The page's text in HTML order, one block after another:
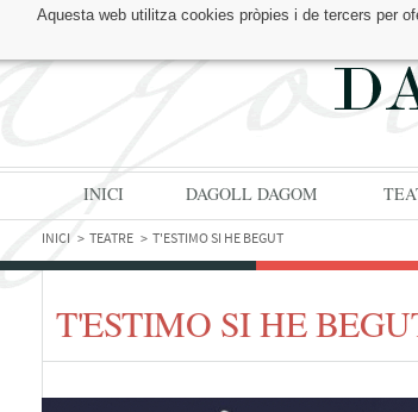
Aquesta web utilitza cookies pròpies i de tercers per
TROBA'NS A:
INICI DAGOLL DAGOM
INICI TEATRE T'ESTIMO SI HE BEGUT
T'ESTIMO SI HE